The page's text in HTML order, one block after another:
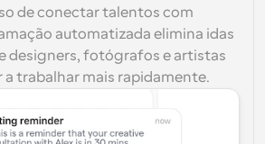
de conectar talentos com
automatizada elimina idas
designers, fotógrafos e artistas
a trabalhar mais rapidamente.